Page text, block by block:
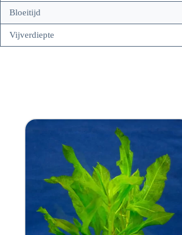
Bloeitijd
Vijverdiepte